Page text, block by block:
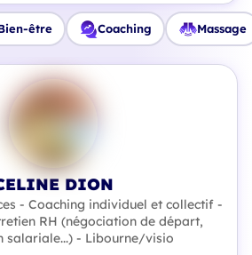
être Coaching Massage
DION
- Coaching individuel et collectif -
RH (négociation de départ,
salariale...) - Libourne/visio